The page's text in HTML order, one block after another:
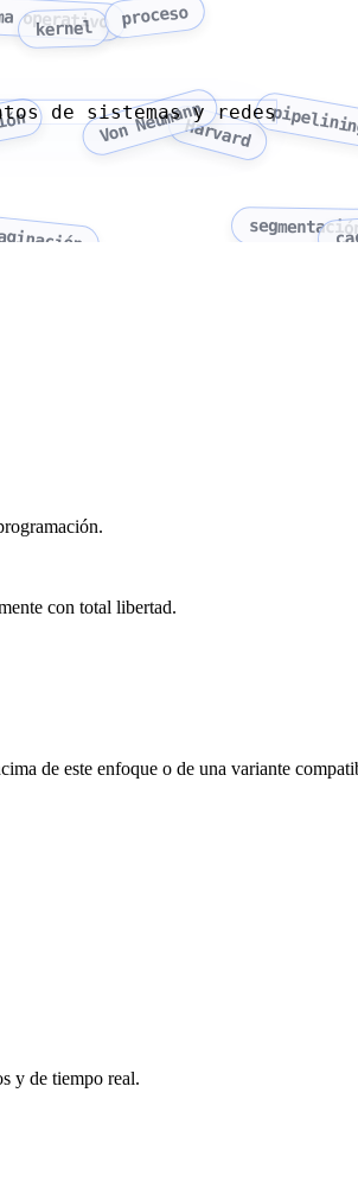
operativo
kernel proceso
Von NeumannHarvard
de sistemas y redes
con total libertad.
de este enfoque o de una variante
y de tiempo real.